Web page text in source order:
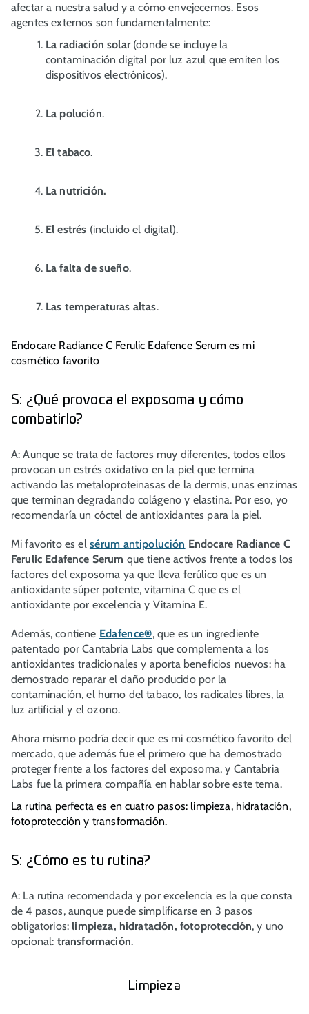
afectar a nuestra salud y a cómo envejecemos. Esos
agentes externos son fundamentalmente:
La radiación solar(donde se incluye la
contaminación digital por luz azul que emiten los
dispositivos electrónicos).
La polución.
El tabaco.
La nutrición.
El estrés (incluido el digital).
La falta de sueño.
Las temperaturas altas.
Endocare Radiance C Ferulic Edafence Serum es mi
cosmético favorito
S: ¿Qué provoca el exposoma y cómo
combatirlo?
A: Aunque se trata de factores muy diferentes, todos ellos
provocan un estrés oxidativo en la piel que termina
activando las metaloproteinasas de la dermis, unas enzimas
que terminan degradando colágeno y elastina. Por eso, yo
recomendaría un cóctel de antioxidantes para la piel.
Mi favorito es el sérum antipolución Endocare Radiance C
Ferulic Edafence Serum que tiene activos frente a todos los
factores del exposoma ya que lleva ferúlico que es un
antioxidante súper potente, vitamina C que es el
antioxidante por excelencia y Vitamina E.
Además, contiene Edafence®, que es un ingrediente
patentado por Cantabria Labs que complementa a los
antioxidantes tradicionales y aporta beneficios nuevos: ha
demostrado reparar el daño producido por la
contaminación, el humo del tabaco, los radicales libres, la
luz artificial y el ozono.
Ahora mismo podría decir que es mi cosmético favorito del
mercado, que además fue el primero que ha demostrado
proteger frente a los factores del exposoma, y Cantabria
Labs fue la primera compañía en hablar sobre este tema.
La rutina perfecta es en cuatro pasos: limpieza, hidratación,
fotoprotección y transformación.
S: ¿Cómo es tu rutina?
A: La rutina recomendada y por excelencia es la que consta
de 4 pasos, aunque puede simplificarse en 3 pasos
obligatorios: limpieza, hidratación, fotoprotección, y uno
opcional: transformación.
Limpieza